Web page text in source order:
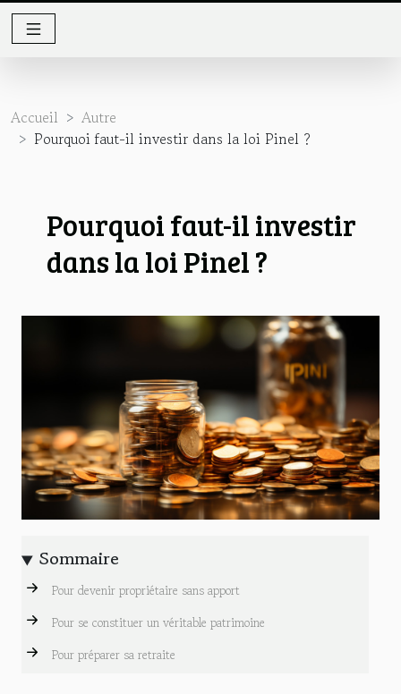
Accueil
Autre
Pourquoi faut-il investir dans la loi Pinel ?
Pourquoi faut-il investir
dans la loi Pinel ?
Sommaire
Pour devenir propriétaire sans apport
Pour se constituer un véritable patrimoine
Pour préparer sa retraite